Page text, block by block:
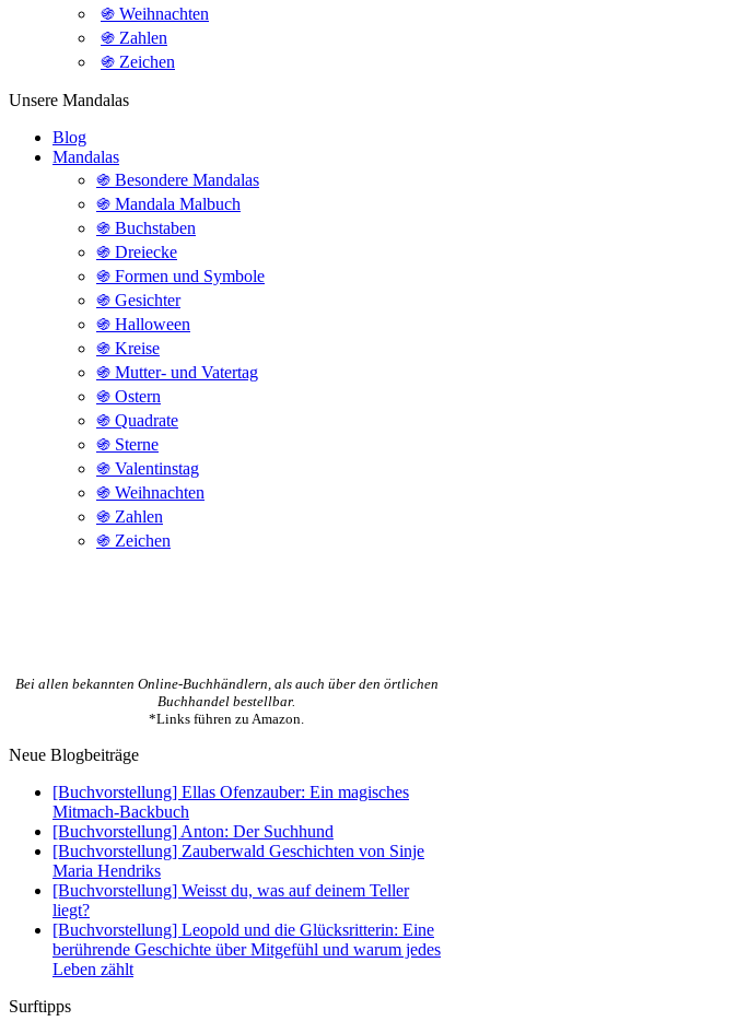
֍ Weihnachten
֍ Zahlen
֍ Zeichen
Unsere Mandalas
Blog
Mandalas
֍ Besondere Mandalas
֍ Mandala Malbuch
֍ Buchstaben
֍ Dreiecke
֍ Formen und Symbole
֍ Gesichter
֍ Halloween
֍ Kreise
֍ Mutter- und Vatertag
֍ Ostern
֍ Quadrate
֍ Sterne
֍ Valentinstag
֍ Weihnachten
֍ Zahlen
֍ Zeichen
Bei allen bekannten Online-Buchhändlern, als auch über den örtlichen
Buchhandel bestellbar.
*Links führen zu Amazon.
Neue Blogbeiträge
[Buchvorstellung] Ellas Ofenzauber: Ein magisches
Mitmach-Backbuch
[Buchvorstellung] Anton: Der Suchhund
[Buchvorstellung] Zauberwald Geschichten von Sinje
Maria Hendriks
[Buchvorstellung] Weisst du, was auf deinem Teller
liegt?
[Buchvorstellung] Leopold und die Glücksritterin: Eine
berührende Geschichte über Mitgefühl und warum jedes
Leben zählt
Surftipps